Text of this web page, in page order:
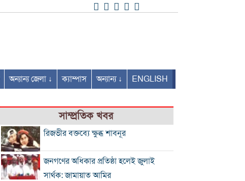
অন্যান্য জেলা ↓ ক্যাম্পাস অন্যান্য ↓ ENGLISH
সাম্প্রতিক খবর
রিজভীর বক্তব্যে ক্ষুব্ধ শাবনূর
জনগণের অধিকার প্রতিষ্ঠা হলেই জুলাই
সার্থক: জামায়াত আমির